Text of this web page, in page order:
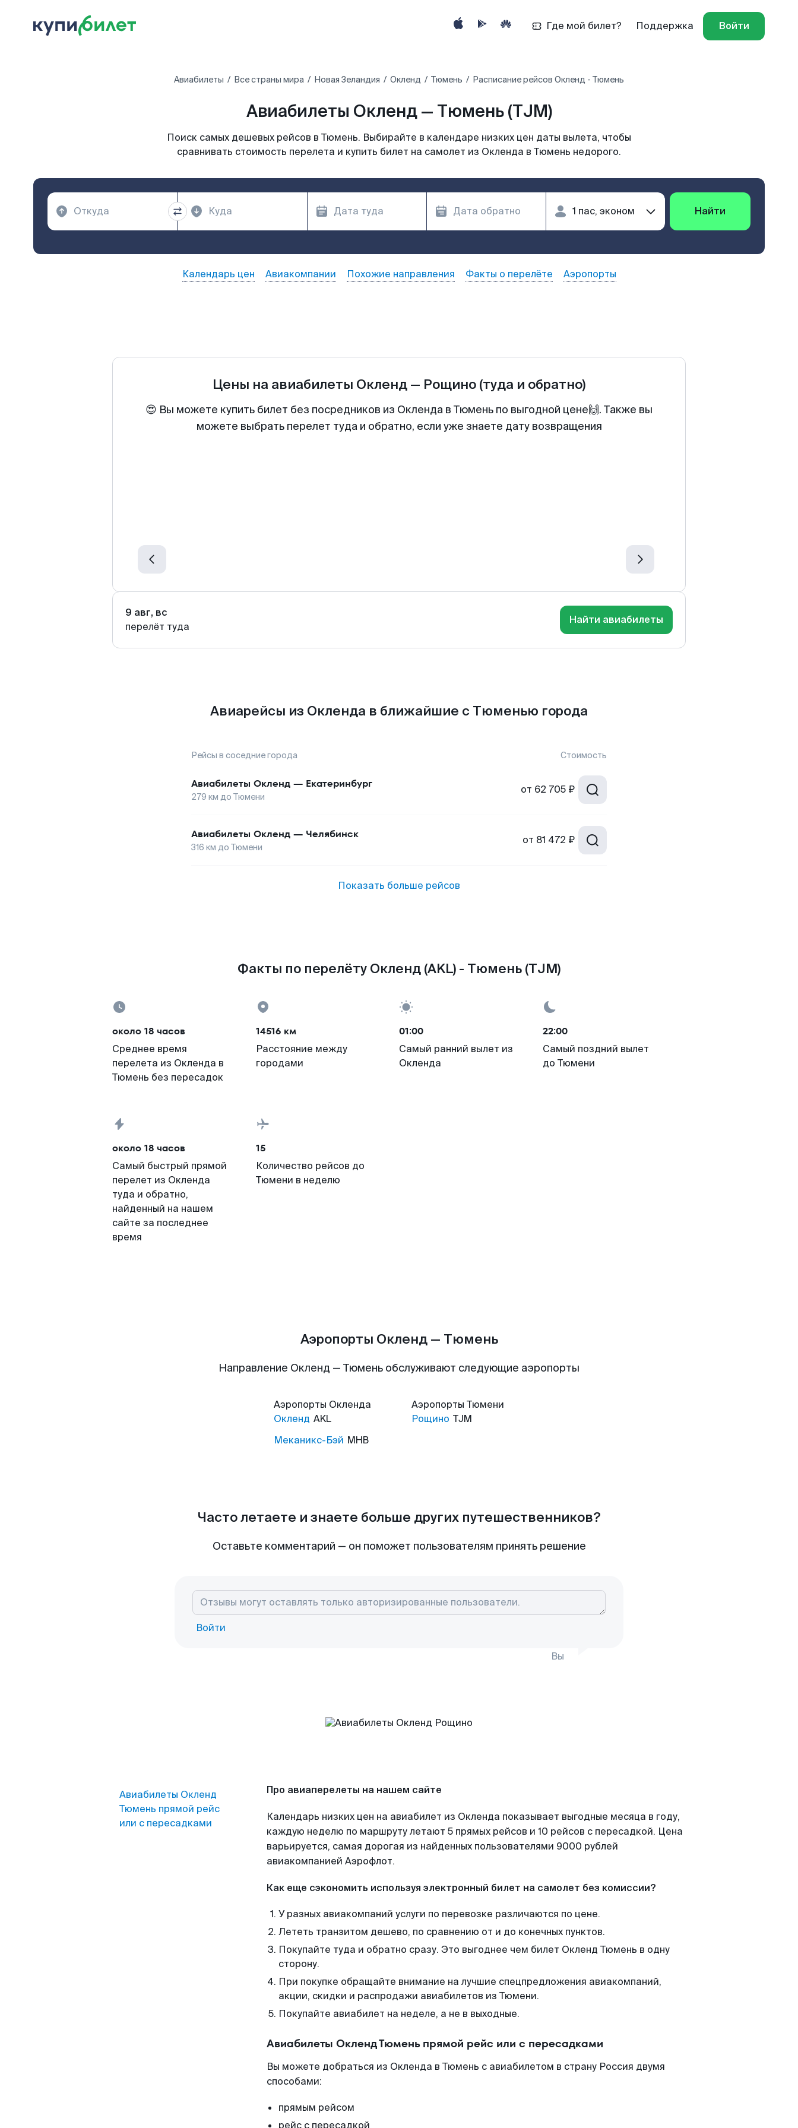
Где мой билет? Поддержка Войти
Авиабилеты Все страны мира Новая Зеландия Окленд Тюмень Расписание рейсов Окленд - Тюмень
Авиабилеты Окленд — Тюмень (TJM)
Поиск самых дешевых рейсов в Тюмень. Выбирайте в календаре низких цен даты вылета, чтобы
сравнивать стоимость перелета и купить билет на самолет из Окленда в Тюмень недорого.
Найти
Календарь цен Авиакомпании Похожие направления Факты о перелёте Аэропорты
Цены на авиабилеты Окленд — Рощино (туда и обратно)
😍 Вы можете купить билет без посредников из Окленда в Тюмень по выгодной цене🙌. Также вы
можете выбрать перелет туда и обратно, если уже знаете дату возвращения
9 авг, вс
перелёт туда
Найти авиабилеты
Авиарейсы из Окленда в ближайшие с Тюменью города
Рейсы в соседние города Стоимость
Авиабилеты Окленд — Екатеринбург
279 км до Тюмени
от 62 705 ₽
Авиабилеты Окленд — Челябинск
316 км до Тюмени
от 81 472 ₽
Показать больше рейсов
Факты по перелёту Окленд (AKL) - Тюмень (TJM)
около 18 часов
Среднее время
перелета из Окленда в
Тюмень без пересадок
14516 км
Расстояние между
городами
01:00
Самый ранний вылет из
Окленда
22:00
Самый поздний вылет
до Тюмени
около 18 часов
Самый быстрый прямой
перелет из Окленда
туда и обратно,
найденный на нашем
сайте за последнее
время
15
Количество рейсов до
Тюмени в неделю
Аэропорты Окленд — Тюмень
Направление Окленд — Тюмень обслуживают следующие аэропорты
Аэропорты Окленда
Окленд AKL
Меканикс-Бэй MHB
Аэропорты Тюмени
Рощино TJM
Часто летаете и знаете больше других путешественников?
Оставьте комментарий — он поможет пользователям принять решение
Войти
Вы
Авиабилеты Окленд
Тюмень прямой рейс
или с пересадками
Про авиаперелеты на нашем сайте
Календарь низких цен на авиабилет из Окленда показывает выгодные месяца в году,
каждую неделю по маршруту летают 5 прямых рейсов и 10 рейсов с пересадкой. Цена
варьируется, самая дорогая из найденных пользователями 9000 рублей
авиакомпанией Аэрофлот.
Как еще сэкономить используя электронный билет на самолет без комиссии?
У разных авиакомпаний услуги по перевозке различаются по цене.
Лететь транзитом дешево, по сравнению от и до конечных пунктов.
Покупайте туда и обратно сразу. Это выгоднее чем билет Окленд Тюмень в одну
сторону.
При покупке обращайте внимание на лучшие спецпредложения авиакомпаний,
акции, скидки и распродажи авиабилетов из Тюмени.
Покупайте авиабилет на неделе, а не в выходные.
Авиабилеты Окленд Тюмень прямой рейс или с пересадками
Вы можете добраться из Окленда в Тюмень с авиабилетом в страну Россия двумя
способами:
прямым рейсом
рейс с пересадкой